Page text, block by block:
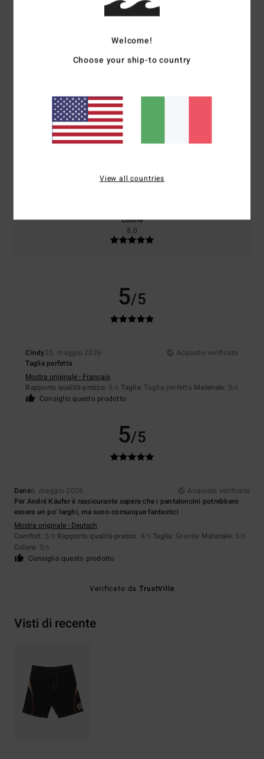
Punteggio medio
5.0/5
Comfort
5.0
Colore
5.0
5/5
Cindy25. maggio 2026
Acquisto verificato
Taglia perfetta
Mostra originale - Français
Rapporto qualità-prezzo: 5 /5 Taglia: Taglia perfetta Materiale: 5/5
Consiglio questo prodotto
5/5
Dane6. maggio 2026
Acquisto verificato
Per André Käufer è rassicurante sapere che i pantaloncini potrebbero
essere un po’ larghi, ma sono comunque fantastici
Mostra originale - Deutsch
Comfort: 5/5 Rapporto qualità-prezzo: 4/5 Taglia: Grande Materiale: 5 /5
Colore: 5/5
Consiglio questo prodotto
Verificato daTrustVille
Visti di recente
Welcome!
Choose your ship-to country
View all countries